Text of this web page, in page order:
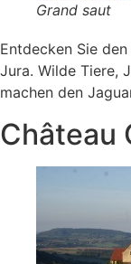
Grand saut
Entdecken Sie
Jura. Wilde Tiere,
machen den
Château